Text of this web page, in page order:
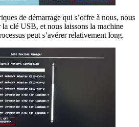
de démarrage qui s’offre à nous, nous
la clé USB, et nous laissons la machine
peut s’avérer relativement long.